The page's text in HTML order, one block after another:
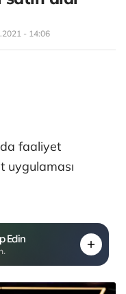
- 14:06
faaliyet
uygulaması
Edin